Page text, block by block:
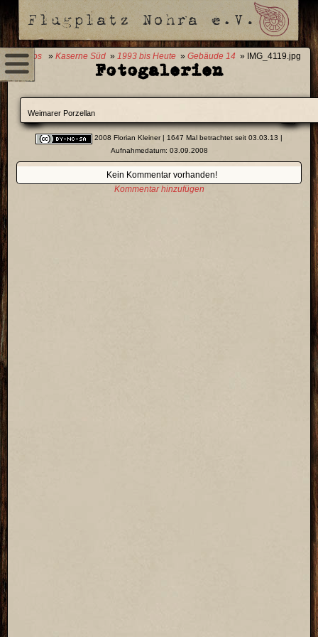
0 Fotos » Kaserne Süd » 1993 bis Heute » Gebäude 14 » IMG_4119.jpg
Fotogalerien
Weimarer Porzellan
2008 Florian Kleiner| 1647 Mal betrachtet seit 03.03.13 |
Aufnahmedatum: 03.09.2008
Kein Kommentar vorhanden!
Kommentar hinzufügen